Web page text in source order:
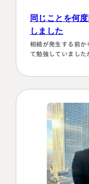
同じことを何
しました
相続が発生する前か
て勉強していました
ず、届いた書類を
げて頂きました。